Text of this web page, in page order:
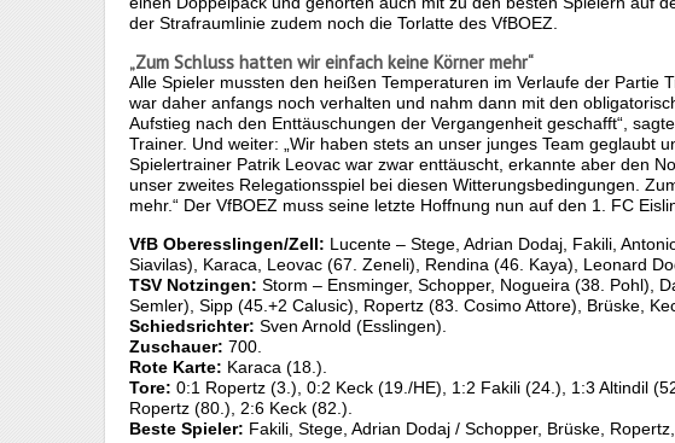
der Strafraumlinie zudem noch die Torlatte des VfBOEZ.
„Zum Schluss hatten wir einfach keine Körner mehr“
Alle Spieler mussten den heißen Temperaturen im Verlaufe der Partie
war daher anfangs noch verhalten und nahm dann mit den
Aufstieg nach den Enttäuschungen der Vergangenheit geschafft“,
Trainer. Und weiter: „Wir haben stets an unser junges Team geglaubt
Spielertrainer Patrik Leovac war zwar enttäuscht, erkannte aber den
unser zweites Relegationsspiel bei diesen Witterungsbedingungen.
mehr.“ Der VfBOEZ muss seine letzte Hoffnung nun auf den 1. FC
VfB Oberesslingen/Zell: Lucente – Stege, Adrian Dodaj, Fakili,
Siavilas), Karaca, Leovac (67. Zeneli), Rendina (46. Kaya), Leonard
TSV Notzingen: Storm – Ensminger, Schopper, Nogueira (38. Pohl),
Semler), Sipp (45.+2 Calusic), Ropertz (83. Cosimo Attore), Brüske,
Schiedsrichter: Sven Arnold (Esslingen).
Zuschauer: 700.
Rote Karte: Karaca (18.).
Tore: 0:1 Ropertz (3.), 0:2 Keck (19./HE), 1:2 Fakili (24.), 1:3 Altindil
Ropertz (80.), 2:6 Keck (82.).
Beste Spieler: Fakili, Stege, Adrian Dodaj / Schopper, Brüske, Ropertz,